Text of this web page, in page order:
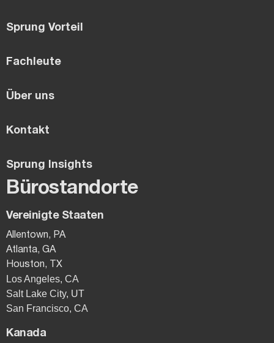
Sprung Vorteil
Fachleute
Über uns
Kontakt
Sprung Insights
Bürostandorte
Vereinigte Staaten
Allentown, PA
Atlanta, GA
Houston, TX
Los Angeles, CA
Salt Lake City, UT
San Francisco, CA
Kanada